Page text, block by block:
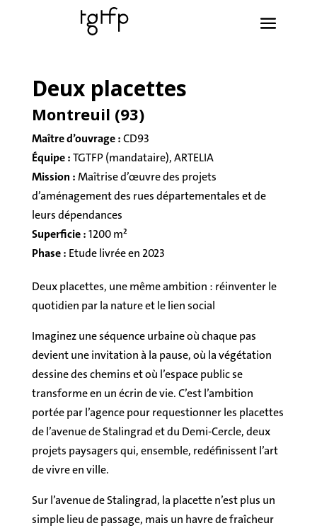
Deux placettes
Montreuil (93)
Maître d’ouvrage :CD93
Équipe :TGTFP (mandataire), ARTELIA
Mission :Maîtrise d’œuvre des projets
d’aménagement des rues départementales et de
leurs dépendances
Superficie :1200 m²
Phase : Etude livrée en 2023
Deux placettes, une même ambition : réinventer le
quotidien par la nature et le lien social
Imaginez une séquence urbaine où chaque pas
devient une invitation à la pause, où la végétation
dessine des chemins et où l’espace public se
transforme en un écrin de vie. C’est l’ambition
portée par l’agence pour requestionner les placettes
de l’avenue de Stalingrad et du Demi-Cercle, deux
projets paysagers qui, ensemble, redéfinissent l’art
de vivre en ville.
Sur l’avenue de Stalingrad, la placette n’est plus un
simple lieu de passage, mais un havre de fraîcheur